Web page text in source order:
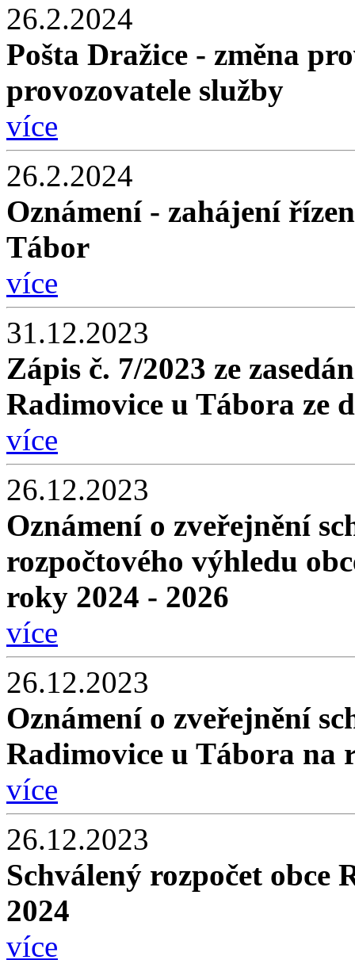
26.2.2024
Pošta Dražice - změna
provozovatele služby
více
26.2.2024
Oznámení - zahájení
Tábor
více
31.12.2023
Zápis č. 7/2023 ze
Radimovice u Tábora ze
více
26.12.2023
Oznámení o zveřejnění
rozpočtového výhledu
roky 2024 - 2026
více
26.12.2023
Oznámení o zveřejnění
Radimovice u Tábora na
více
26.12.2023
Schválený rozpočet obce
2024
více